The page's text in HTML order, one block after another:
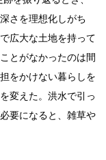
さを理想化しがち
広大な土地を持って
とがなかったのは間
をかけない暮らしを
変えた。洪水で引っ
要になると、雑草や